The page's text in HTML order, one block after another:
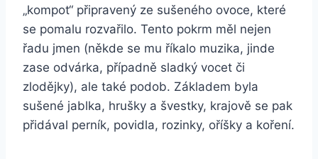
„kompot“ připravený ze sušeného ovoce, které
se pomalu rozvařilo. Tento pokrm měl nejen
řadu jmen (někde se mu říkalo muzika, jinde
zase odvárka, případně sladký vocet či
zlodějky), ale také podob. Základem byla
sušené jablka, hrušky a švestky, krajově se pak
přidával perník, povidla, rozinky, oříšky a koření.